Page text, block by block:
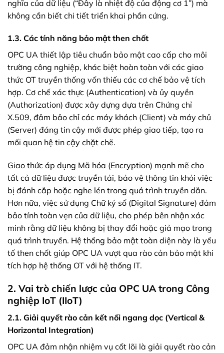
nghĩa của dữ liệu (“Đây là nhiệt độ của động cơ 1”) mà
không cần biết chi tiết triển khai phần cứng.
1.3. Các tính năng bảo mật then chốt
OPC UA thiết lập tiêu chuẩn bảo mật cao cấp cho môi
trường công nghiệp, khác biệt hoàn toàn với các giao
thức OT truyền thống vốn thiếu các cơ chế bảo vệ tích
hợp. Cơ chế xác thực (Authentication) và ủy quyền
(Authorization) được xây dựng dựa trên Chứng chỉ
X.509, đảm bảo chỉ các máy khách (Client) và máy chủ
(Server) đáng tin cậy mới được phép giao tiếp, tạo ra
mối quan hệ tin cậy chặt chẽ.
Giao thức áp dụng Mã hóa (Encryption) mạnh mẽ cho
tất cả dữ liệu được truyền tải, bảo vệ thông tin khỏi việc
bị đánh cắp hoặc nghe lén trong quá trình truyền dẫn.
Hơn nữa, việc sử dụng Chữ ký số (Digital Signature) đảm
bảo tính toàn vẹn của dữ liệu, cho phép bên nhận xác
minh rằng dữ liệu không bị thay đổi hoặc giả mạo trong
quá trình truyền. Hệ thống bảo mật toàn diện này là yếu
tố then chốt giúp OPC UA vượt qua rào cản bảo mật khi
tích hợp hệ thống OT với hệ thống IT.
2. Vai trò chiến lược của OPC UA trong Công
nghiệp IoT (IIoT)
2.1. Giải quyết rào cản kết nối ngang dọc (Vertical &
Horizontal Integration)
OPC UA đảm nhận nhiệm vụ cốt lõi là giải quyết rào cản